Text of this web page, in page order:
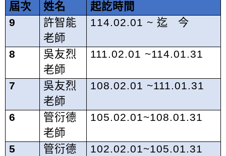
屆次 姓名
起訖時間
9
許智能
老師
114.02.01 ~ 迄 今
8
吳友烈
老師
111.02.01 ~114.01.31
7
吳友烈
老師
108.02.01 ~111.01.31
6
管衍德
老師
105.02.01~108.01.31
5
管衍德
102.02.01~105.01.31